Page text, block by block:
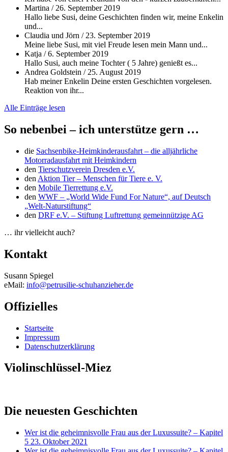
Martina / 26. September 2019
Hallo liebe Susi, deine Geschichten finden wir, meine Enkelin
und...
Claudia und Jörn / 23. September 2019
Meine liebe Susi, mit viel Freude lesen mein Mann und...
Katja /6. September 2019
Hallo Susi, auch meine Tochter ( 5 Jahre) genießt es...
Andrea Goldstein / 25. August 2019
Hab meiner Enkelin Deine ersten Geschichten vorgelesen.
Reaktion von ihr...
Alle Einträge lesen
So nebenbei – ich unterstütze gern …
die Sachsenbike-Heimkinderausfahrt – die alljährliche
Motorradausfahrt mit Heimkindern
den Tierschutzverein Dresden e.V.
den Aktion Tier – Menschen für Tiere e. V.
den Mobile Tierrettung e.V.
den WWF – „World Wide Fund For Nature“, auf Deutsch
„Welt-Naturstiftung“
den DRF e.V. – Stiftung Luftrettung gemeinnützige AG
… ihr vielleicht auch?
Kontakt
Susann Spiegel
eMail: info@petrusilie-schuhanzieher.de
Offizielles
Startseite
Impressum
Datenschutzerklärung
Violinschlüssel-Miez
Die neuesten Geschichten
Wer ist die geheimnisvolle Frau aus der Luxussuite? – Kapitel
5 23. Oktober 2021